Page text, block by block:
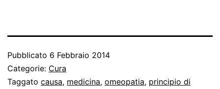
Pubblicato 6 Febbraio 2014
Categorie: Cura
Taggato causa, medicina, omeopatia, principio di